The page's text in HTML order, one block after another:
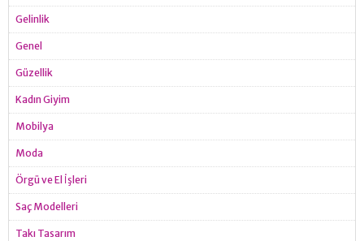
Gelinlik
Genel
Güzellik
Kadın Giyim
Mobilya
Moda
Örgü ve El İşleri
Saç Modelleri
Takı Tasarım